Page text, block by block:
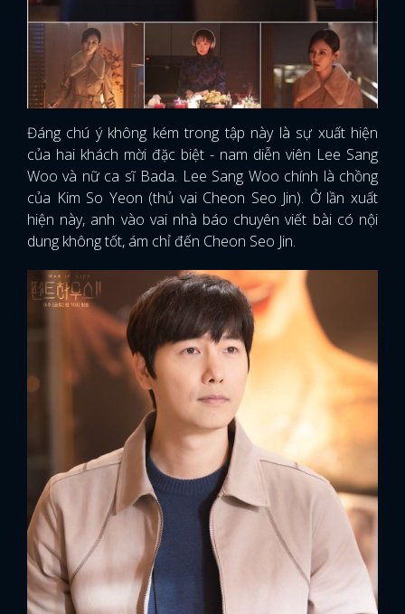
Đáng chú ý không kém trong tập này là sự xuất hiện
của hai khách mời đặc biệt - nam diễn viên Lee Sang
Woo và nữ ca sĩ Bada. Lee Sang Woo chính là chồng
của Kim So Yeon (thủ vai Cheon Seo Jin). Ở lần xuất
hiện này, anh vào vai nhà báo chuyên viết bài có nội
dung không tốt, ám chỉ đến Cheon Seo Jin.